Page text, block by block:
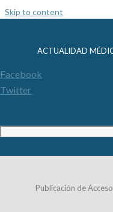
Skip to content
ACTUALIDAD
Facebook
Twitter
Publicación de